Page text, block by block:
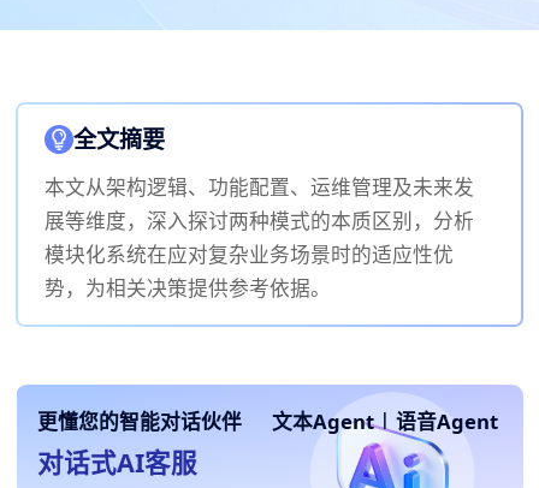
全文摘要
本文从架构逻辑、功能配置、运维管理及未来发
展等维度，深入探讨两种模式的本质区别，分析
模块化系统在应对复杂业务场景时的适应性优
势，为相关决策提供参考依据。
更懂您的智能对话伙伴 文本Agent | 语音Agent
对话式AI客服